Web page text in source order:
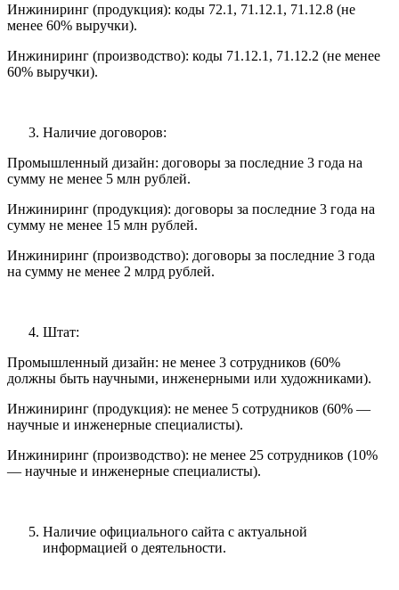
Инжиниринг (продукция): коды 72.1, 71.12.1, 71.12.8 (не
менее 60% выручки).
Инжиниринг (производство): коды 71.12.1, 71.12.2 (не менее
60% выручки).
Наличие договоров:
Промышленный дизайн: договоры за последние 3 года на
сумму не менее 5 млн рублей.
Инжиниринг (продукция): договоры за последние 3 года на
сумму не менее 15 млн рублей.
Инжиниринг (производство): договоры за последние 3 года
на сумму не менее 2 млрд рублей.
Штат:
Промышленный дизайн: не менее 3 сотрудников (60%
должны быть научными, инженерными или художниками).
Инжиниринг (продукция): не менее 5 сотрудников (60% —
научные и инженерные специалисты).
Инжиниринг (производство): не менее 25 сотрудников (10%
— научные и инженерные специалисты).
Наличие официального сайта с актуальной
информацией о деятельности.